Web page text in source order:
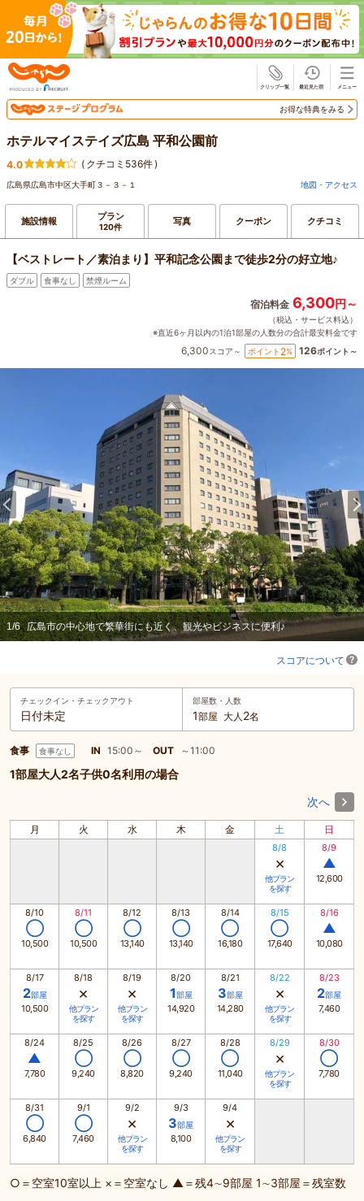
お得な特典をみる
ホテルマイステイズ広島 平和公園前
4.0 ( クチコミ536件)
広島県広島市中区大手町３－３－１ 地図・アクセス
施設情報 プラン
120件 写真 クーポン クチコミ
【ベストレート／素泊まり】平和記念公園まで徒歩2分の好立地♪
ダブル 食事なし 禁煙ルーム
宿泊料金 6,300円～
（税込・サービス料込）
※直近6ヶ月以内の1泊1部屋の人数分の合計最安料金です
6,300スコア～ ポイント 2% 126ポイント～
1/6 広島市の中心地で繁華街にも近く、観光やビジネスに便利♪
スコアについて
チェックイン・ チェックアウト
日付未定
部屋数・人数
1部屋 大人 2名
食事 食事なし IN 15:00～ OUT ～11:00
1部屋大人2名子供0名利用の場合
次へ
月 火 水 木 金 土 日
8/8
×
他プラン
を探す
8/9
▲
12,600
8/10
◯
10,500
8/11
◯
10,500
8/12
◯
13,140
8/13
◯
13,140
8/14
◯
16,180
8/15
◯
17,640
8/16
▲
10,080
8/17
2部屋
10,500
8/18
×
他プラン
を探す
8/19
×
他プラン
を探す
8/20
1部屋
14,920
8/21
3部屋
14,280
8/22
×
他プラン
を探す
8/23
2部屋
7,460
8/24
▲
7,780
8/25
◯
9,240
8/26
◯
8,820
8/27
◯
9,240
8/28
◯
11,040
8/29
×
他プラン
を探す
8/30
◯
7,780
8/31
◯
6,840
9/1
◯
7,460
9/2
×
他プラン
を探す
9/3
3部屋
8,100
9/4
×
他プラン
を探す
○＝空室10室以上 ×＝空室なし ▲＝残4∼9部屋 1∼3部屋＝残室数